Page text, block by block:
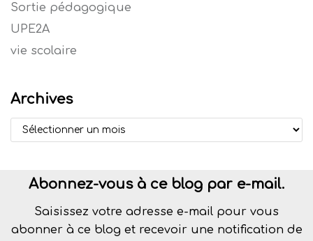
Sortie pédagogique
UPE2A
vie scolaire
Archives
Abonnez-vous à ce blog par e-mail.
Saisissez votre adresse e-mail pour vous
abonner à ce blog et recevoir une notification de